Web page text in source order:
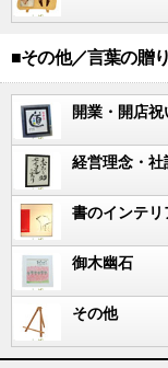
■その他／言葉の贈
開業・開店祝
経営理念・社
書のインテリ
御木幽石
その他